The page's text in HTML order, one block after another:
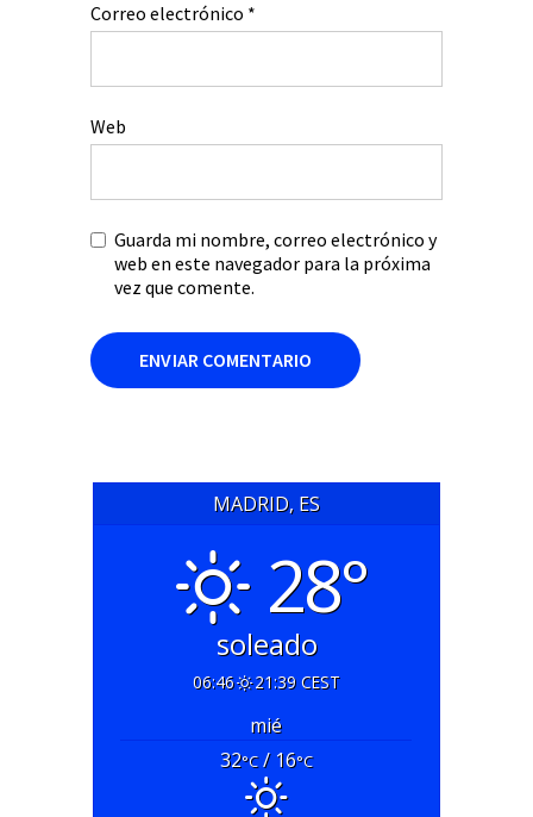
Correo electrónico *
Web
Guarda mi nombre, correo electrónico y
web en este navegador para la próxima
vez que comente.
MADRID, ES
28°
soleado
06:46 21:39 CEST
mié
32°C/ 16°C